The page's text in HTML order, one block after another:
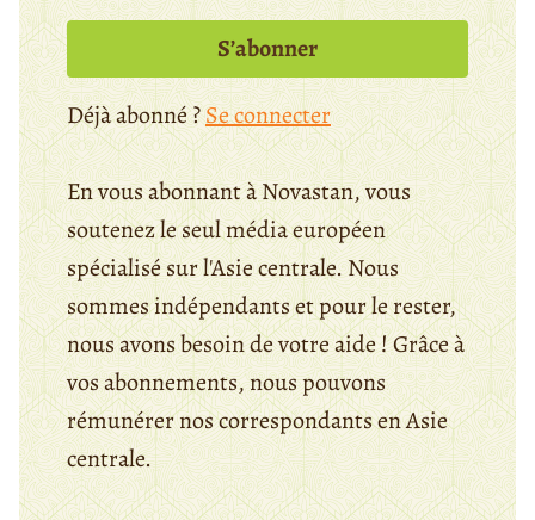
S’abonner
Déjà abonné ?Se connecter
En vous abonnant à Novastan, vous
soutenez le seul média européen
spécialisé sur l'Asie centrale. Nous
sommes indépendants et pour le rester,
nous avons besoin de votre aide ! Grâce à
vos abonnements, nous pouvons
rémunérer nos correspondants en Asie
centrale.